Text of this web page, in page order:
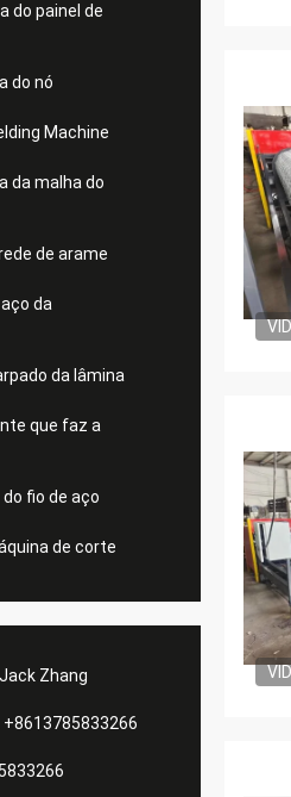
do painel de
do nó
Machine
da malha do
de arame
da
da lâmina
que faz a
fio de aço
de corte
Jack Zhang
+8613785833266